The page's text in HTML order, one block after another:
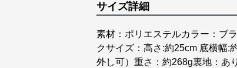
サイズ詳細
素材：ポリエステルカラー：ブ
クサイズ：高さ:約25cm 底横幅:
外し可）重さ：約268g裏地：あ